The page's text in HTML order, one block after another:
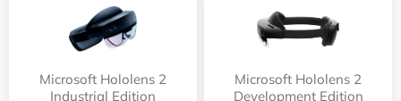
Microsoft Hololens 2
Industrial Edition
Microsoft Hololens 2
Development Edition